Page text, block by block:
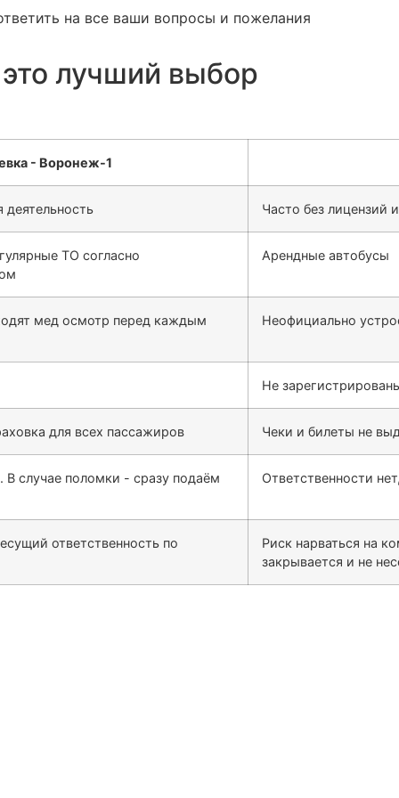
на все ваши вопросы и пожелания
лучший выбор
Часто без лицензий
ТО согласно
Арендные автобусы
мед осмотр перед каждым
Неофициально
Не
для всех пассажиров Чеки и билеты не
В случае поломки - сразу подаём
Ответственности
ответственность по
Риск нарваться на
закрывается и не